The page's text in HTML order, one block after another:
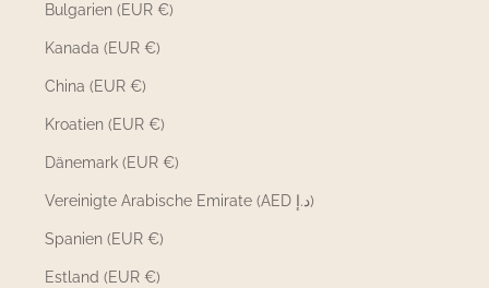
Bulgarien (EUR €)
Kanada (EUR €)
China (EUR €)
Kroatien (EUR €)
Dänemark (EUR €)
Vereinigte Arabische Emirate (AED د.إ)
Spanien (EUR €)
Estland (EUR €)